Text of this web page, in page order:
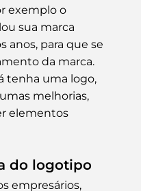
exemplo o
sua marca
anos, para que se
da marca.
tenha uma logo,
melhorias,
elementos
do logotipo
empresários,